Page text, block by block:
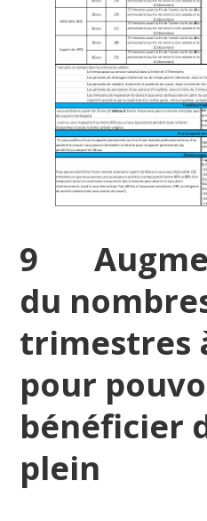
9
du
trimestres
pour
bénéficier
plein